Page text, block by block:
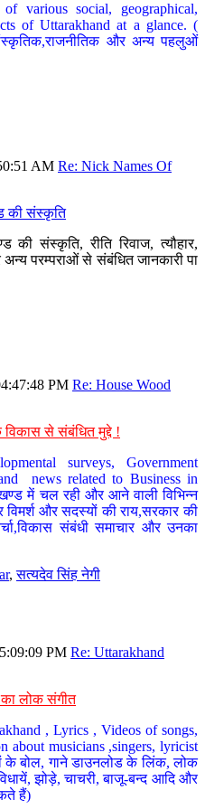
various social, geographical,
of Uttarakhand at a glance. (
और अन्य पहलुओं
AM Re: Nick Names Of
की संस्कृति
की संस्कृति, रीति रिवाज, त्यौहार,
परम्पराओं से संबंधित जानकारी पा
PM Re: House Wood
से संबंधित मुद्दे !
surveys, Government
news related to Business in
में चल रही और आने वाली विभिन्न
और सदस्यों की राय,सरकार की
संबंधी समाचार और उनका
,सत्यदेव सिंह नेगी
PM Re: Uttarakhand
लोक संगीत
, Lyrics , Videos of songs,
about musicians ,singers, lyricist
के बोल, गाने डाउनलोड के लिंक, लोक
झोड़े, चाचरी, बाजू-बन्द आदि और
हैं)